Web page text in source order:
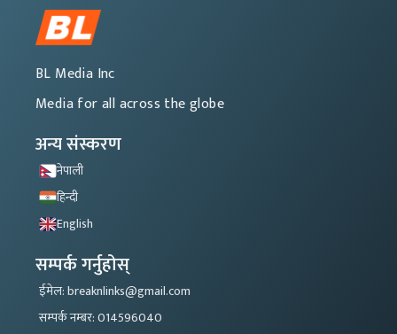
BL Media Inc
Media for all across the globe
अन्य संस्करण
नेपाली
हिन्दी
English
सम्पर्क गर्नुहोस्
ईमेल: breaknlinks@gmail.com
सम्पर्क नम्बर: 014596040